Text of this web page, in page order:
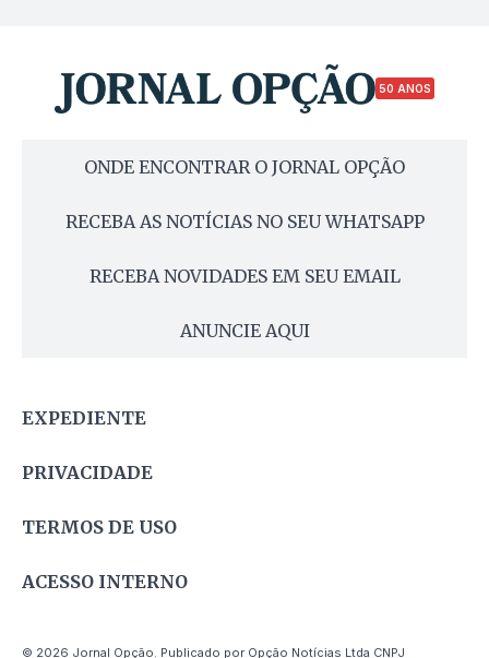
50 ANOS
ONDE ENCONTRAR O JORNAL OPÇÃO
RECEBA AS NOTÍCIAS NO SEU WHATSAPP
RECEBA NOVIDADES EM SEU EMAIL
ANUNCIE AQUI
EXPEDIENTE
PRIVACIDADE
TERMOS DE USO
ACESSO INTERNO
© 2026 Jornal Opção. Publicado por Opção Notícias Ltda CNPJ